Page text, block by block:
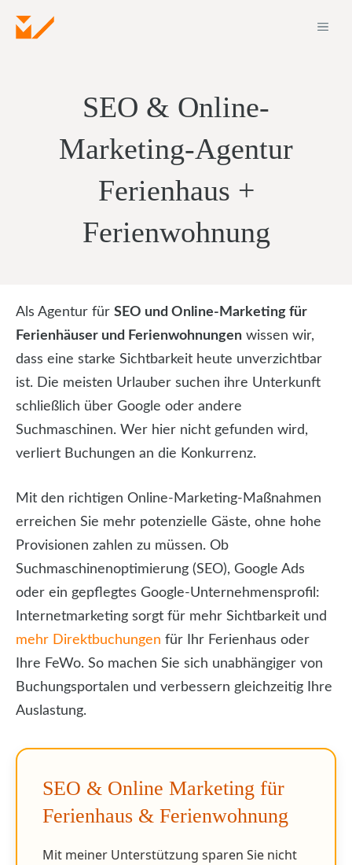
Inhalt
SEO & Online-
Marketing-Agentur
Ferienhaus +
Ferienwohnung
Als Agentur für SEO und Online-Marketing für
Ferienhäuser und Ferienwohnungen wissen wir,
dass eine starke Sichtbarkeit heute unverzichtbar
ist. Die meisten Urlauber suchen ihre Unterkunft
schließlich über Google oder andere
Suchmaschinen. Wer hier nicht gefunden wird,
verliert Buchungen an die Konkurrenz.
Mit den richtigen Online-Marketing-Maßnahmen
erreichen Sie mehr potenzielle Gäste, ohne hohe
Provisionen zahlen zu müssen. Ob
Suchmaschinenoptimierung (SEO), Google Ads
oder ein gepflegtes Google-Unternehmensprofil:
Internetmarketing sorgt für mehr Sichtbarkeit und
mehr Direktbuchungen für Ihr Ferienhaus oder
Ihre FeWo. So machen Sie sich unabhängiger von
Buchungsportalen und verbessern gleichzeitig Ihre
Auslastung.
SEO & Online Marketing für
Ferienhaus & Ferienwohnung
Mit meiner Unterstützung sparen Sie nicht